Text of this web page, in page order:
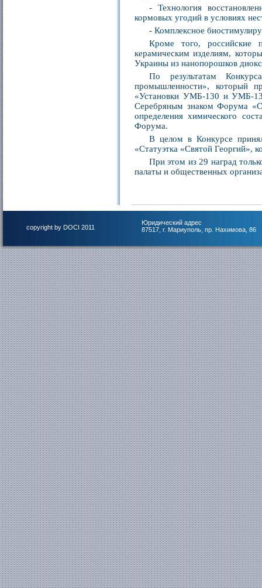
- Технология
кормовых угодий в условиях
- Комплексное
Кроме того, российские
керамическим изделиям,
Украины из нанопорошков
По результатам
промышленности», который
«Установки УМБ-130 и УМБ-
Серебряным знаком Форума
определения химического
Форума.
В целом в Конкурсе
«Статуэтка «Святой Георгий»,
При этом из 29 наград
палаты и общественных
copyright by DOCI 2011
Юридический адрес
87517, г. Мариуполь, пр. Нахимова, 86